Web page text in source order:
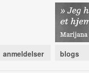
anmeldelser blogs